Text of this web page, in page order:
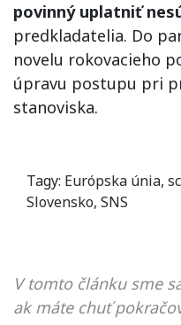
povinný uplatniť
predkladatelia. Do
novelu rokovacieho
úpravu postupu pri
stanoviska.
Tagy: Európska únia,
Slovensko, SNS
V tomto článku sme
ak máte chuť